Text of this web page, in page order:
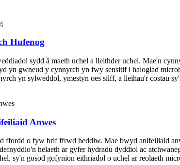
Hufenog
sydd â maeth uchel a lleithder uchel. Mae'n
yn gwneud y cynnyrch yn fwy sensitif i halogiad
yn sylweddol, ymestyn oes silff, a lleihau'r costau
Anwes
ffordd o fyw brif ffrwd heddiw. Mae bwyd anifeiliaid
helaeth ar gyfer hydradu dyddiol ac
sy'n gosod gofynion eithriadol o uchel ar reolaeth